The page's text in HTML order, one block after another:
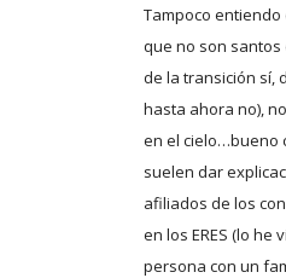
Tampoco entiendo
que no son santos
de la transición sí,
hasta ahora no),
en el cielo…bueno
suelen dar
afiliados de los
en los ERES (lo he
persona con un